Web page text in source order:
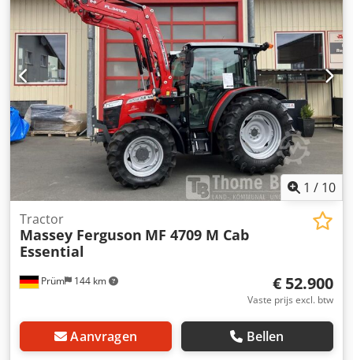
Standaarduitrusting/technische gegevens: MOTOR: Max.
vermogen: 180/245 kW/pk (ISO 14396) Max. koppel: 1100
Nm Maximaal vermogen met vermogensbeheer: 194/265
kW/pk Maximaal koppel met vermogensbeheer: 1178 Nm 6
cilinders, 7,4 liter AGCO Power - 74 LFNT-5D, CR, 4V
Emissienorm (DOC+SC+SCR) zonder uitlaatgasrecirculatie,
fase 5 Elektronische motorbesturing met Vistronic-
ventilatorregeling Motortoerentalgeheugen Powercore
motorluchtfilter met voorfilter voor grof vuil EasyCare
koelerpakket Crjdpfjvv Dp Nsx Am Esf Extra
brandstofforfilter met waterafscheider 500 liter
brandstoftank
1 / 10
Prüm 144 km
Tractor
Massey Ferguson MF 4709 M Cab
Essential
€ 52.900
Vaste prijs excl. btw
Aanvragen Bellen